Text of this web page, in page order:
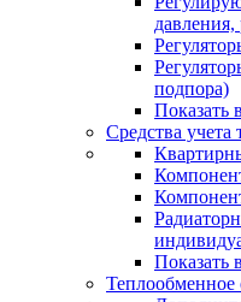
давления,
подпора)
Показать
Средства учета
Показать
Теплообменное